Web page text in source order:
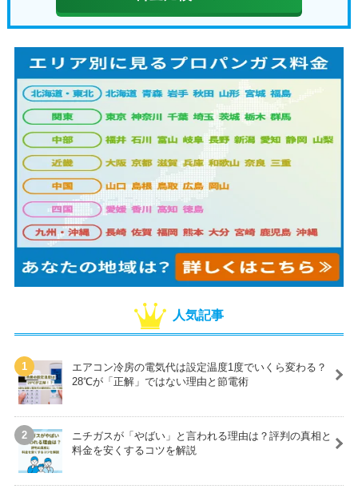
人気記事
エアコン冷房の電気代は設定温度1度でいくら変わる？
28℃が「正解」ではない理由と節電術
ニチガスが「やばい」と言われる理由は？評判の真相と
料金を安くするコツを解説